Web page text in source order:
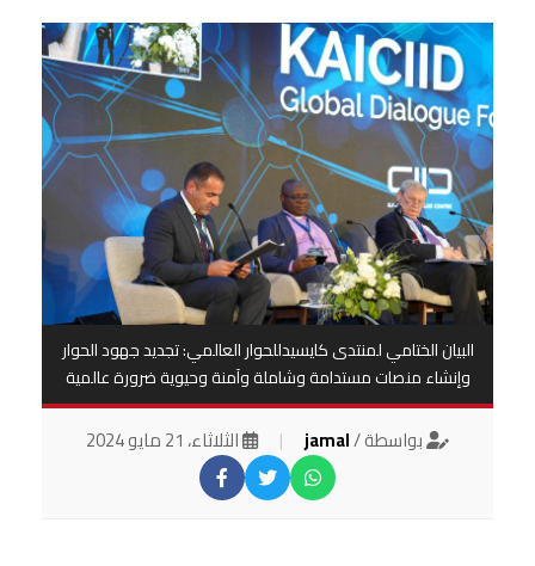
البيان الختامي لمنتدى كايسيدللحوار العالمي: تجديد جهود الحوار
وإنشاء منصات مستدامة وشاملة وآمنة وحيوية ضرورة عالمية
بواسطة /jamal
| الثلاثاء، 21 مايو 2024